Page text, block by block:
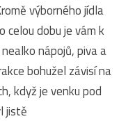
výborného jídla
celou dobu je vám k
nápojů, piva a
bohužel závisí na
když je venku pod
jistě